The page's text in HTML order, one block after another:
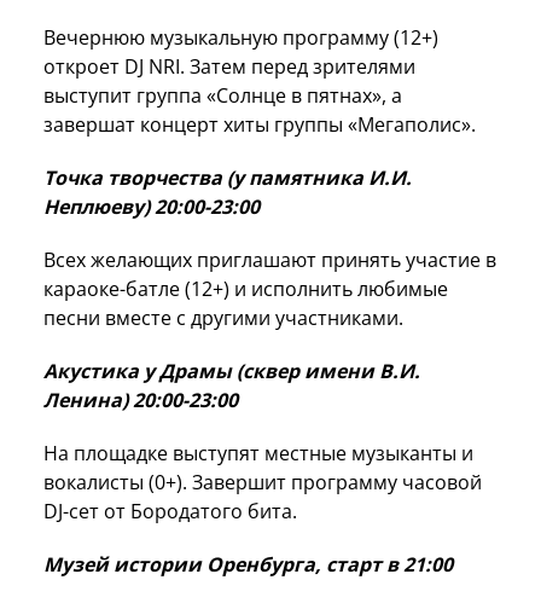
Вечернюю музыкальную программу (12+)
откроет DJ NRI. Затем перед зрителями
выступит группа «Солнце в пятнах», а
завершат концерт хиты группы «Мегаполис».
Точка творчества (у памятника И.И.
Неплюеву) 20:00-23:00
Всех желающих приглашают принять участие в
караоке-батле (12+) и исполнить любимые
песни вместе с другими участниками.
Акустика у Драмы (сквер имени В.И.
Ленина) 20:00-23:00
На площадке выступят местные музыканты и
вокалисты (0+). Завершит программу часовой
DJ-сет от Бородатого бита.
Музей истории Оренбурга, старт в 21:00